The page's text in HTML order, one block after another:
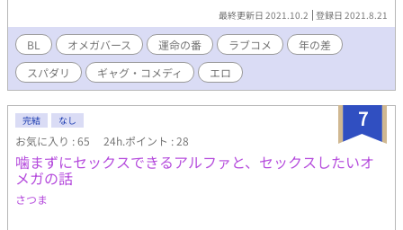
れている小説本編を読んでいただくと、よりお話を楽しめると思
います。よろしくお願いします。
最終更新日 2021.10.2 登録日 2021.8.21
BL オメガバース 運命の番 ラブコメ
年の差
スパダリ
ギャグ・コメディ エロ
7
完結 なし
お気に入り : 65 24h.ポイント : 28
噛まずにセックスできるアルファと、セックスしたいオ
メガの話
さつま